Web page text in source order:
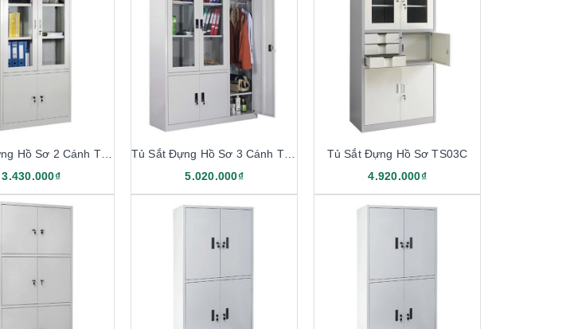
Tủ Sắt Đựng Hồ Sơ 2 Cánh TS03
3.430.000₫
Tủ Sắt Đựng Hồ Sơ 3 Cánh TS03-3K
5.020.000₫
Tủ Sắt Đựng Hồ Sơ TS03C
4.920.000₫